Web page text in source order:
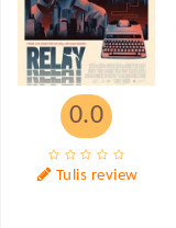
0.0
Tulis review